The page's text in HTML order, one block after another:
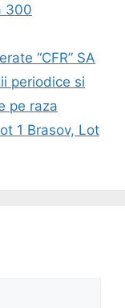
300
“CFR” SA
periodice si
pe raza
1 Brasov, Lot